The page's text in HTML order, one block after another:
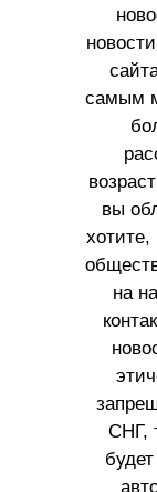
самым
вы
на
СНГ,